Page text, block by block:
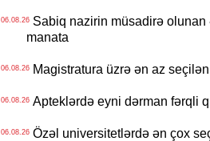
06.08.26Sabiq nazirin müsadirə olunan
manata
06.08.26Magistratura üzrə ən az
06.08.26Apteklərdə eyni dərman fərqli
06.08.26Özəl universitetlərdə ən çox